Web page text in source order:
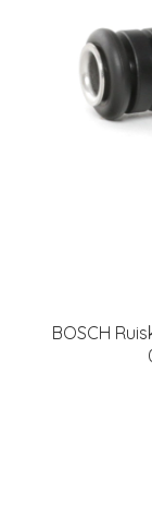
BOSCH